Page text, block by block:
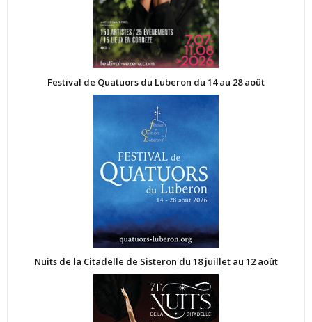
Festival de Quatuors du Luberon du 14 au 28 août
Nuits de la Citadelle de Sisteron du 18 juillet au 12 août